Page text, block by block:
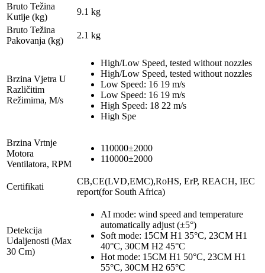
Bruto Težina
Kutije (kg)
9.1 kg
Bruto Težina
Pakovanja (kg)
2.1 kg
Brzina Vjetra U
Različitim
Režimima, M/s
High/Low Speed, tested without nozzles
High/Low Speed, tested without nozzles
Low Speed: 16 19 m/s
Low Speed: 16 19 m/s
High Speed: 18 22 m/s
High Spe
Brzina Vrtnje
Motora
Ventilatora, RPM
110000±2000
110000±2000
Certifikati
CB,CE(LVD,EMC),RoHS, ErP, REACH, IEC
report(for South Africa)
Detekcija
Udaljenosti (Max
30 Cm)
AI mode: wind speed and temperature
automatically adjust (±5°)
Soft mode: 15CM H1 35°C, 23CM H1
40°C, 30CM H2 45°C
Hot mode: 15CM H1 50°C, 23CM H1
55°C, 30CM H2 65°C